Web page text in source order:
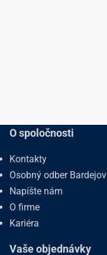
O spoločnosti
Kontakty
Osobný odber Bardejov
Napíšte nám
O firme
Kariéra
Vaše objednávky